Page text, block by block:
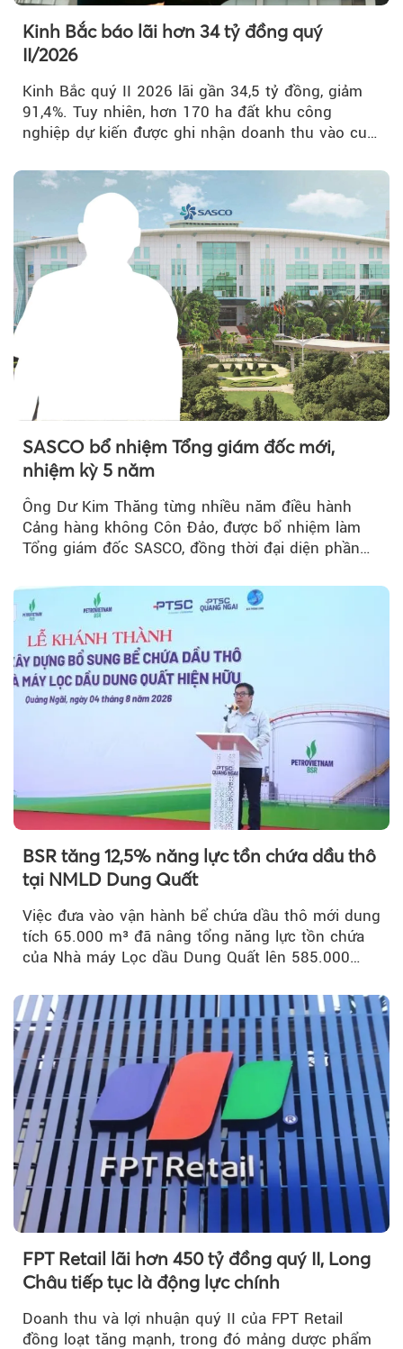
Kinh Bắc báo lãi hơn 34 tỷ đồng quý
II/2026
Kinh Bắc quý II 2026 lãi gần 34,5 tỷ đồng, giảm
91,4%. Tuy nhiên, hơn 170 ha đất khu công
nghiệp dự kiến được ghi nhận doanh thu vào cuối
SASCO bổ nhiệm Tổng giám đốc mới,
nhiệm kỳ 5 năm
Ông Dư Kim Thăng từng nhiều năm điều hành
Cảng hàng không Côn Đảo, được bổ nhiệm làm
Tổng giám đốc SASCO, đồng thời đại diện phần
BSR tăng 12,5% năng lực tồn chứa dầu thô
tại NMLD Dung Quất
Việc đưa vào vận hành bể chứa dầu thô mới dung
tích 65.000 m³ đã nâng tổng năng lực tồn chứa
của Nhà máy Lọc dầu Dung Quất lên 585.000
FPT Retail lãi hơn 450 tỷ đồng quý II, Long
Châu tiếp tục là động lực chính
Doanh thu và lợi nhuận quý II của FPT Retail
đồng loạt tăng mạnh, trong đó mảng dược phẩm